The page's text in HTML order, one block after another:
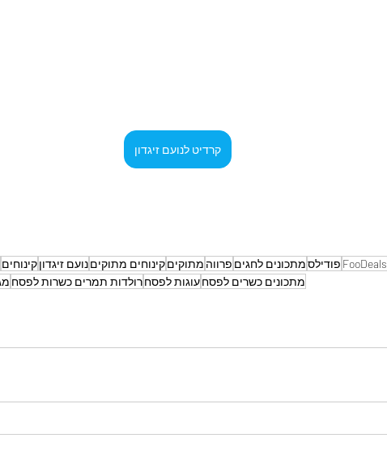
קרדיט לנועם זיגדון
FooDeals פודילסמתכונים לחגים פרווה מתוקיםקינוחים מתוקיםנועם זיגדוןקינוחים
מתכונים כשרים לפסחעוגות לפסחרולדות תמרים כשרות לפסח